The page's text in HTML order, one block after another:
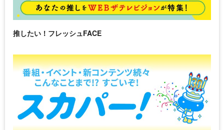
推したい！フレッシュFACE